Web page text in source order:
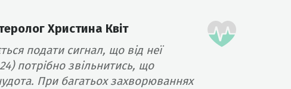
Христина Квіт
подати сигнал, що від неї
потрібно звільнитись, що
При багатьох захворюваннях